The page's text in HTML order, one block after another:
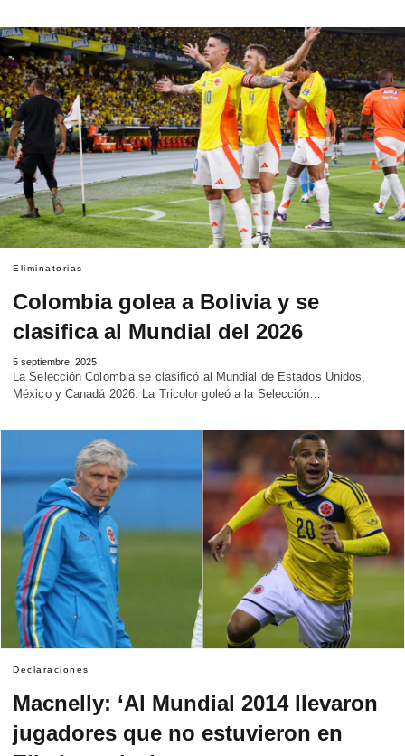
Eliminatorias
Colombia golea a Bolivia y se
clasifica al Mundial del 2026
5 septiembre, 2025
La Selección Colombia se clasificó al Mundial de Estados Unidos,
México y Canadá 2026. La Tricolor goleó a la Selección…
Declaraciones
Macnelly: ‘Al Mundial 2014 llevaron
jugadores que no estuvieron en